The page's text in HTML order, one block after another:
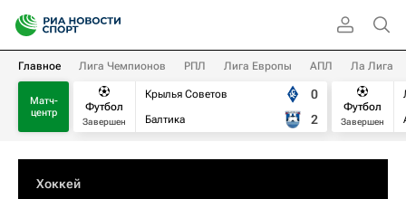
Главное Лига Чемпионов РПЛ Лига Европы АПЛ Ла Лига
Матч-
центр
Футбол
Завершен
Крылья Советов
Балтика
0
2
Футбол
Завершен
Хоккей